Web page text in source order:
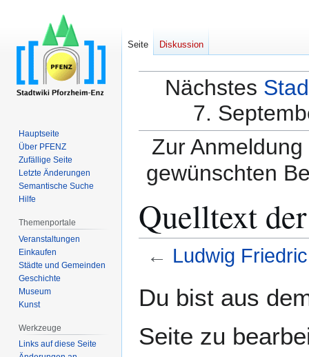
Nächstes
7.
Zur
gewünschten
Quelltext
← Ludwig
Navigation
Suche
Du bist aus
Seite zu
Seite Diskussion
Hauptseite
Über PFENZ
Zufällige Seite
Letzte Änderungen
Semantische Suche
Hilfe
Themenportale
Veranstaltungen
Einkaufen
Städte und Gemeinden
Geschichte
Museum
Kunst
Werkzeuge
Links auf diese Seite